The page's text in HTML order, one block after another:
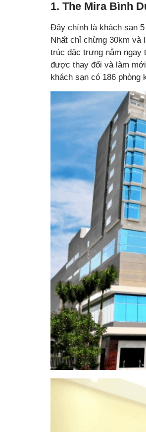
1. The Mira Bình
Đây chính là khách sạn
Nhất chỉ chừng 30km và
trúc đặc trưng nằm ngay
được thay đổi và làm
khách sạn có 186 phòng